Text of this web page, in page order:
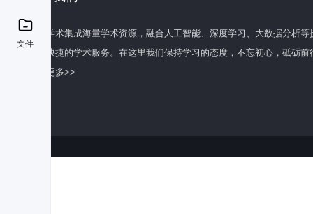
文件
百度学术集成海量学术资源，融合人工智能、深度学习、大数据分析
全面快捷的学术服务。在这里我们保持学习的态度，不忘初心，砥砺前
了解更多>>